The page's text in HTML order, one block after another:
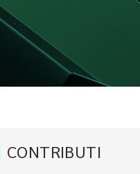
CONTRIBUTI